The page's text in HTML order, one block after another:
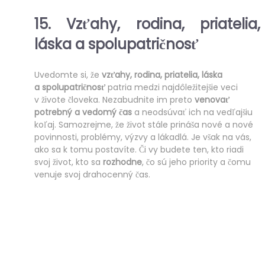
15. Vzťahy, rodina, priatelia,
láska a spolupatričnosť
Uvedomte si, že vzťahy, rodina, priatelia, láska
a spolupatričnosť patria medzi najdôležitejšie veci
v živote človeka. Nezabudnite im preto venovať
potrebný a vedomý čas a neodsúvať ich na vedľajšiu
koľaj. Samozrejme, že život stále prináša nové a nové
povinnosti, problémy, výzvy a lákadlá. Je však na vás,
ako sa k tomu postavíte. Či vy budete ten, kto riadi
svoj život, kto sa rozhodne, čo sú jeho priority a čomu
venuje svoj drahocenný čas.